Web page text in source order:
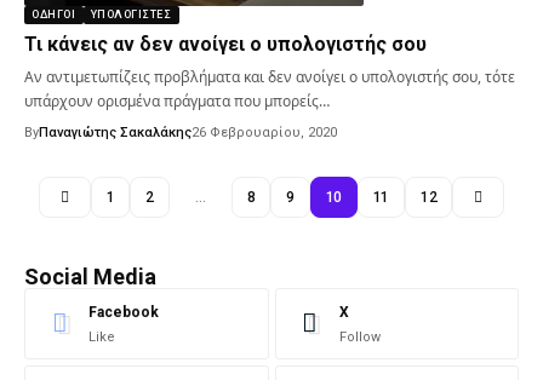
ΟΔΗΓΟΊ ΥΠΟΛΟΓΙΣΤΈΣ
Τι κάνεις αν δεν ανοίγει ο υπολογιστής σου
Αν αντιμετωπίζεις προβλήματα και δεν ανοίγει ο υπολογιστής σου, τότε
υπάρχουν ορισμένα πράγματα που μπορείς…
ByΠαναγιώτης Σακαλάκης26 Φεβρουαρίου, 2020
1 2 … 8 9 10 11 12
Social Media
Facebook
Like
X
Follow